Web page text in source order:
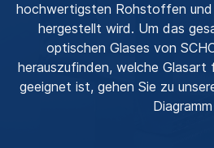
hochwertigsten Rohstoffen und
hergestellt wird. Um das
optischen Glases von
herauszufinden, welche Glasart
geeignet ist, gehen Sie zu
Diagramm